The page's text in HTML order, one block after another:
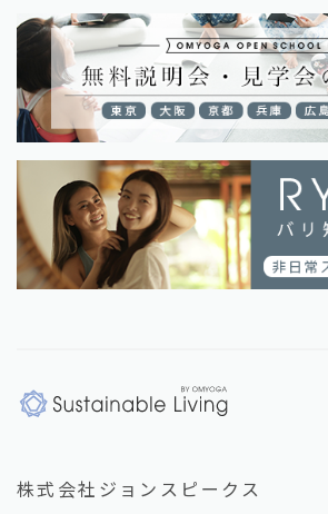
株式会社ジョンスピークス